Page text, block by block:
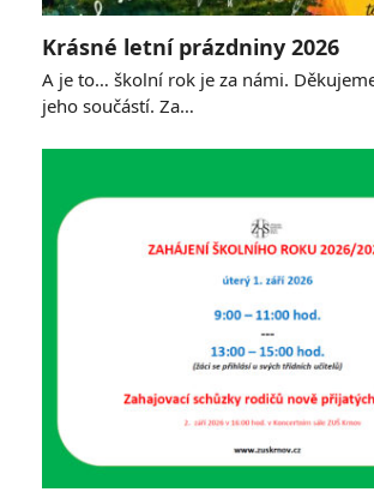
Krásné letní prázdniny 2026
A je to… školní rok je za námi.
jeho součástí. Za…